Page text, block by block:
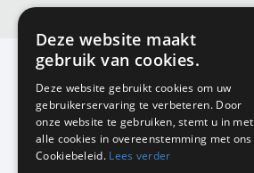
KMP Kantoormeubilair
Airport Business Park
Frankfurtstraat 29-31
1175 RH Lijnden
Deze website maakt
gebruik van cookies.
Deze website gebruikt cookies om uw
gebruikerservaring te verbeteren. Door
onze website te gebruiken, stemt u in met
alle cookies in overeenstemming met ons
Cookiebeleid. Lees verder